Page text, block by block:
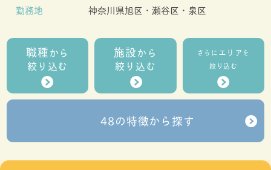
勤務地
神奈川県旭区・瀬谷区・泉区
職種から
絞り込む
施設から
絞り込む
さらにエリア を
絞り込む
48の特徴から探す